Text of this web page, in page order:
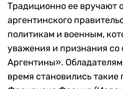
Традиционно ее вручают
аргентинского
политикам и военным,
уважения и признания со
Аргентины».
время становились такие